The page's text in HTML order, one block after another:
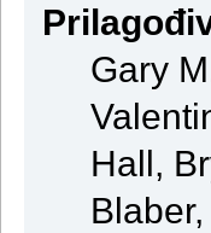
Gary
Hall,